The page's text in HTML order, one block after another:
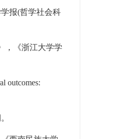
报(哲学社会科
，《浙江大学学
outcomes: